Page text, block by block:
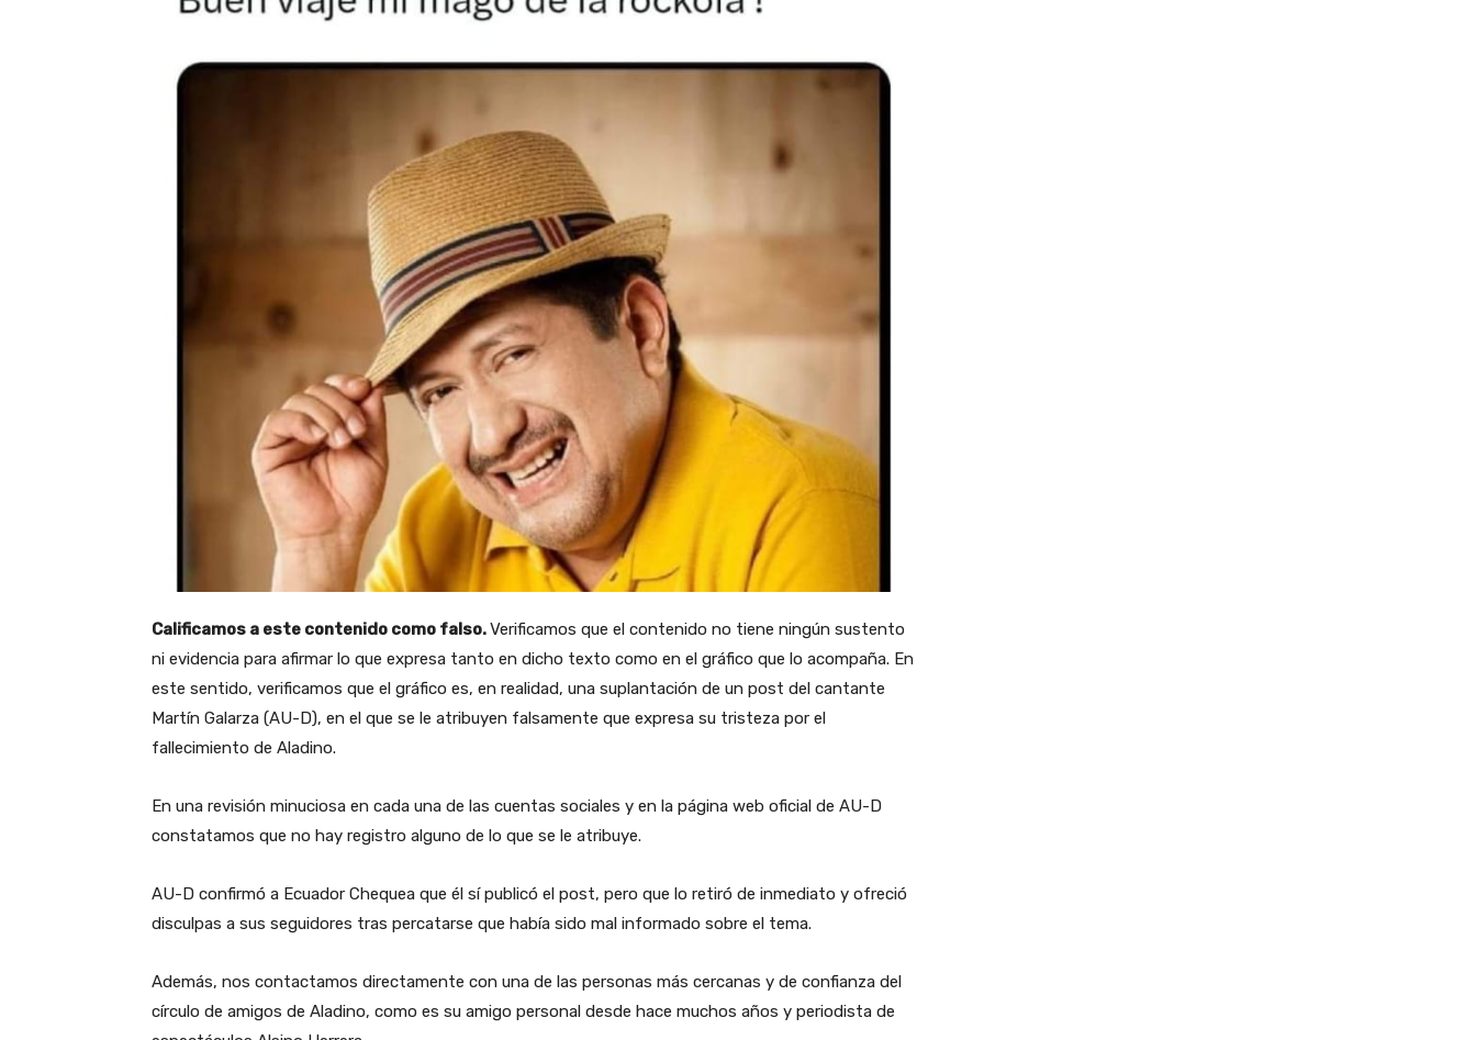
Calificamos a este contenido como falso.Verificamos que el contenido no tiene ningún sustento
ni evidencia para afirmar lo que expresa tanto en dicho texto como en el gráfico que lo acompaña. En
este sentido, verificamos que el gráfico es, en realidad, una suplantación de un post del cantante
Martín Galarza (AU-D), en el que se le atribuyen falsamente que expresa su tristeza por el
fallecimiento de Aladino.
En una revisión minuciosa en cada una de las cuentas sociales y en la página web oficial de AU-D
constatamos que no hay registro alguno de lo que se le atribuye.
AU-D confirmó a Ecuador Chequea que él sí publicó el post, pero que lo retiró de inmediato y ofreció
disculpas a sus seguidores tras percatarse que había sido mal informado sobre el tema.
Además, nos contactamos directamente con una de las personas más cercanas y de confianza del
círculo de amigos de Aladino, como es su amigo personal desde hace muchos años y periodista de